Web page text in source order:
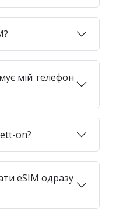
мій телефон
on?
eSIM одразу